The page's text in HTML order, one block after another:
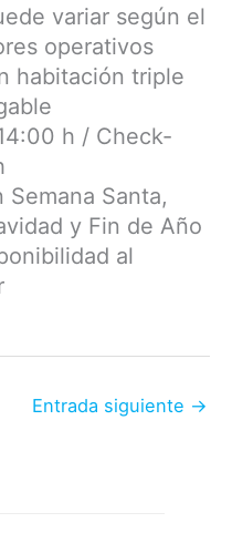
variar según el
operativos
habitación triple
h / Check-
Santa,
y Fin de Año
al
Entrada siguiente →